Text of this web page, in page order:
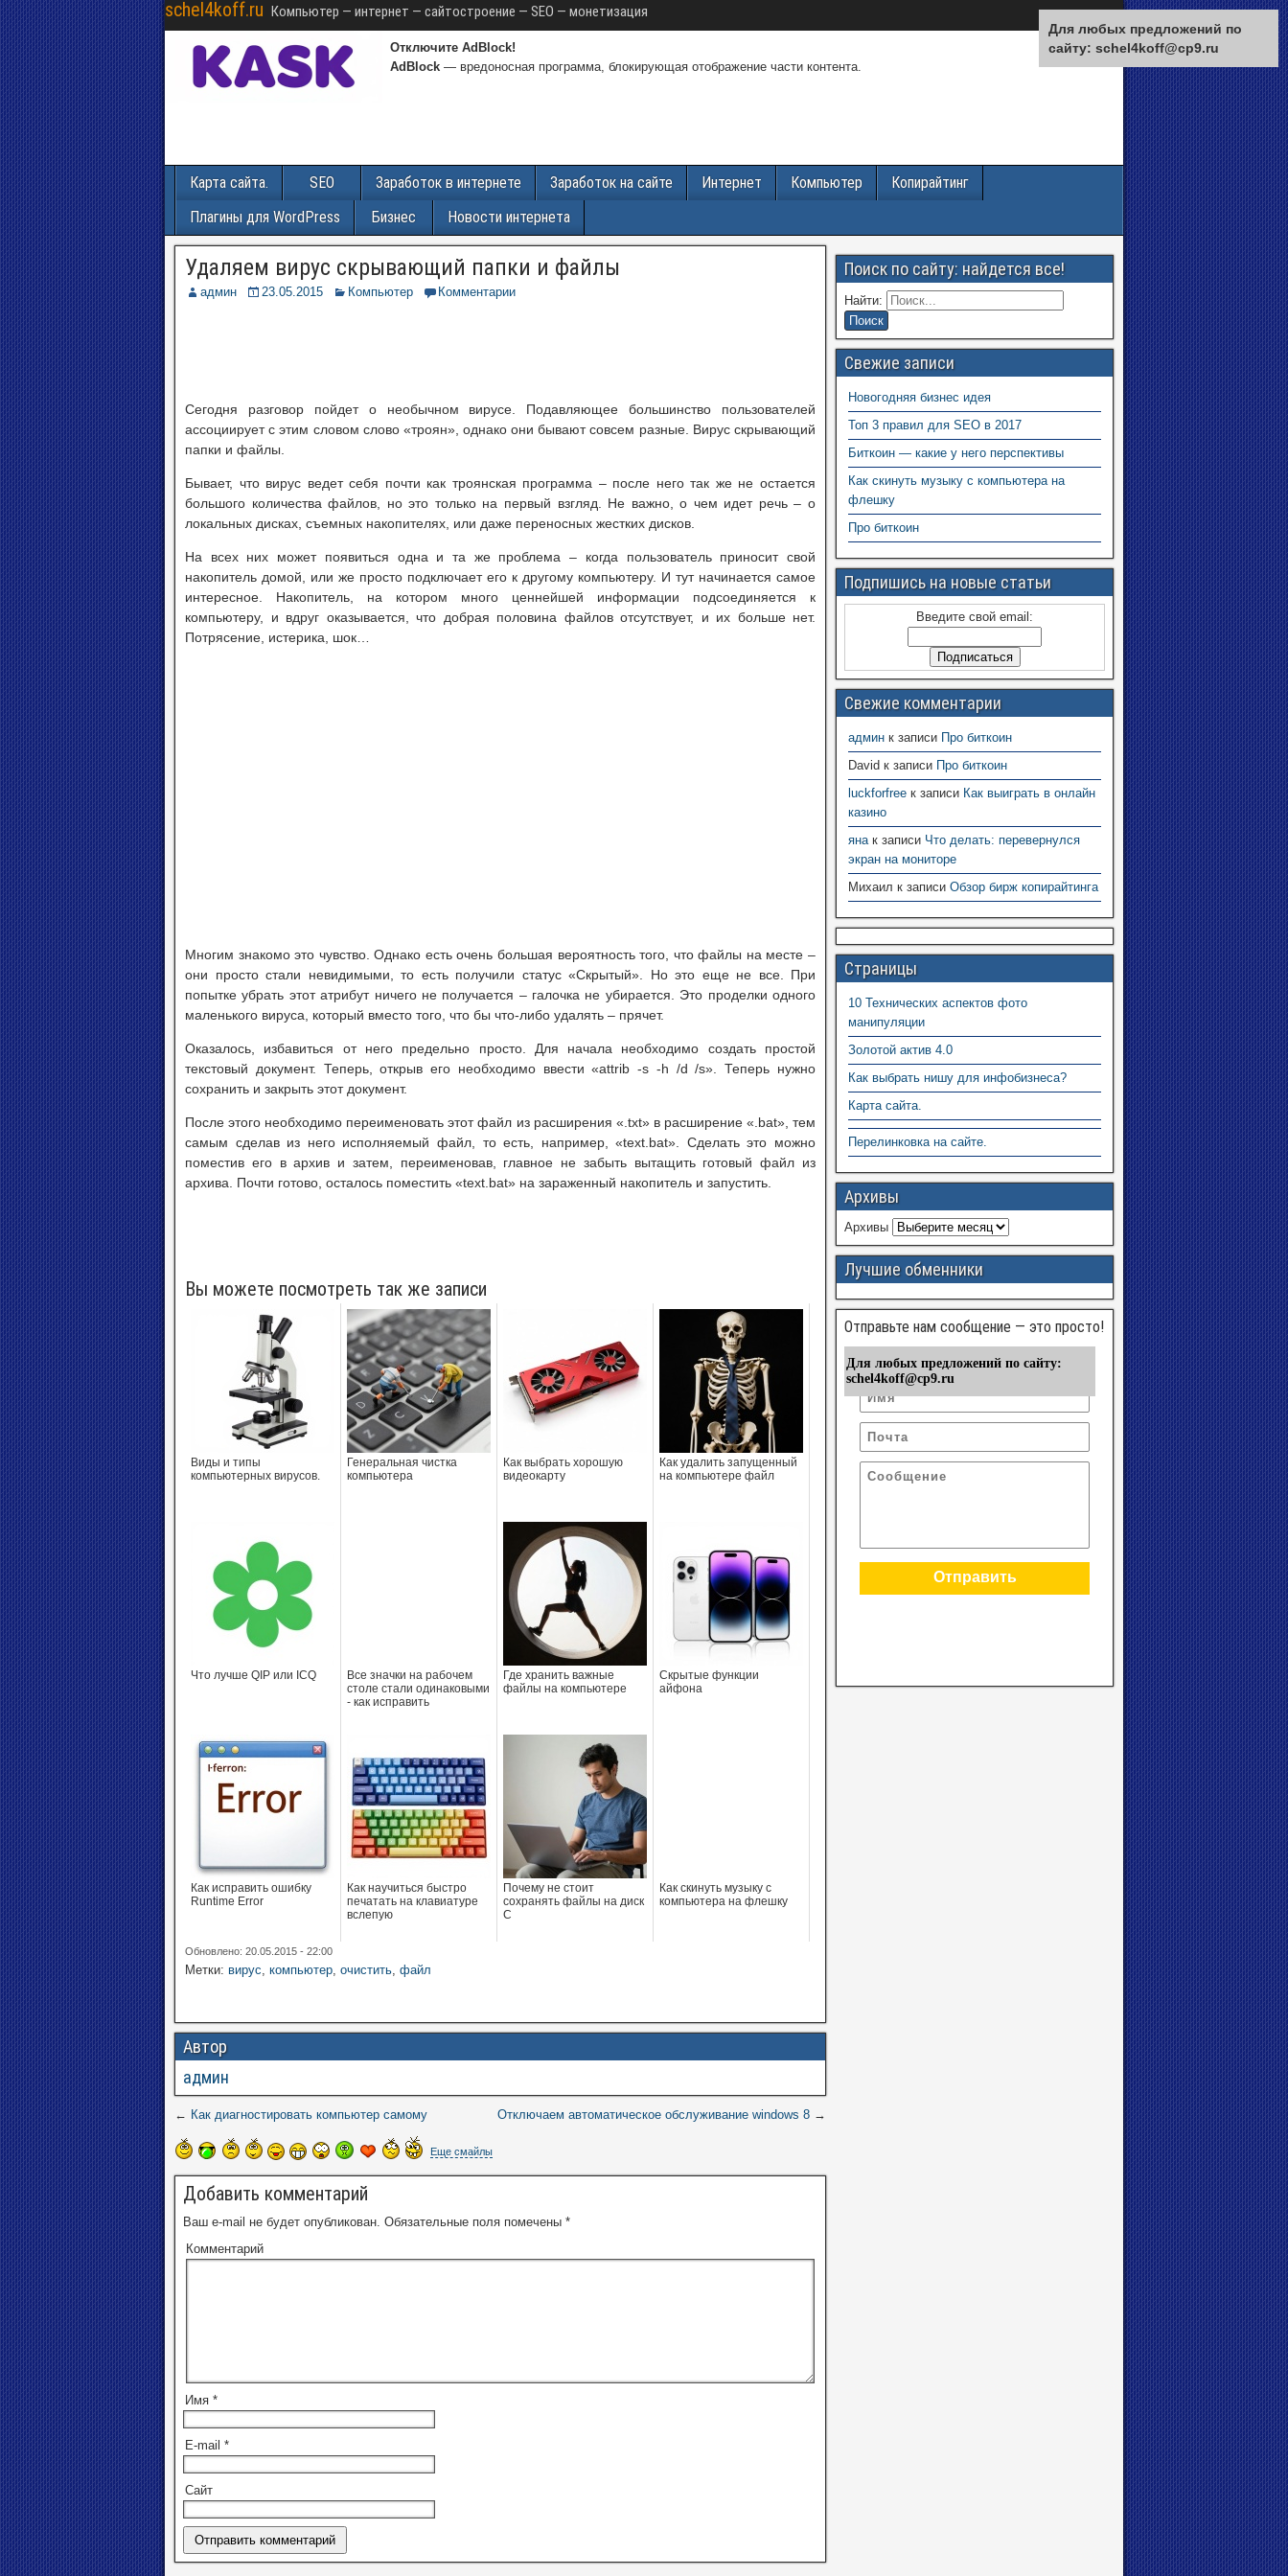
schel4koff.ru Компьютер — интернет — сайтостроение — SEO — монетизация
Отключите AdBlock!
AdBlock — вредоносная программа, блокирующая отображение части контента.
Карта сайта. SEO Заработок в интернете Заработок на сайте Интернет Компьютер
Копирайтинг
Плагины для WordPress
Бизнес Новости интернета
Удаляем вирус скрывающий папки и файлы
админ 23.05.2015 Компьютер Комментарии
Сегодня разговор пойдет о необычном вирусе. Подавляющее большинство пользователей
ассоциирует с этим словом слово «троян», однако они бывают совсем разные. Вирус скрывающий
папки и файлы.
Бывает, что вирус ведет себя почти как троянская программа – после него так же не остается
большого количества файлов, но это только на первый взгляд. Не важно, о чем идет речь – о
локальных дисках, съемных накопителях, или даже переносных жестких дисков.
На всех них может появиться одна и та же проблема – когда пользователь приносит свой
накопитель домой, или же просто подключает его к другому компьютеру. И тут начинается самое
интересное. Накопитель, на котором много ценнейшей информации подсоединяется к
компьютеру, и вдруг оказывается, что добрая половина файлов отсутствует, и их больше нет.
Потрясение, истерика, шок…
Многим знакомо это чувство. Однако есть очень большая вероятность того, что файлы на месте –
они просто стали невидимыми, то есть получили статус «Скрытый». Но это еще не все. При
попытке убрать этот атрибут ничего не получается – галочка не убирается. Это проделки одного
маленького вируса, который вместо того, что бы что-либо удалять – прячет.
Оказалось, избавиться от него предельно просто. Для начала необходимо создать простой
текстовый документ. Теперь, открыв его необходимо ввести «attrib -s -h /d /s». Теперь нужно
сохранить и закрыть этот документ.
После этого необходимо переименовать этот файл из расширения «.txt» в расширение «.bat», тем
самым сделав из него исполняемый файл, то есть, например, «text.bat». Сделать это можно
поместив его в архив и затем, переименовав, главное не забыть вытащить готовый файл из
архива. Почти готово, осталось поместить «text.bat» на зараженный накопитель и запустить.
Вы можете посмотреть так же записи
Виды и типы
компьютерных вирусов.
Генеральная чистка
компьютера
Как выбрать хорошую
видеокарту
Как удалить запущенный
на компьютере файл
Что лучше QIP или ICQ
Все значки на рабочем
столе стали одинаковыми
- как исправить
Где хранить важные
файлы на компьютере
Скрытые функции
айфона
Как исправить ошибку
Runtime Error
Как научиться быстро
печатать на клавиатуре
вслепую
Почему не стоит
сохранять файлы на диск
С
Как скинуть музыку с
компьютера на флешку
Обновлено: 20.05.2015 - 22:00
Метки: вирус, компьютер, очистить, файл
Автор
админ
← Как диагностировать компьютер самому Отключаем автоматическое обслуживание windows 8 →
Еще смайлы
Добавить комментарий
Ваш e-mail не будет опубликован. Обязательные поля помечены *
Комментарий
Имя *
E-mail *
Сайт
Поиск по сайту: найдется все!
Найти:
Свежие записи
Новогодняя бизнес идея
Топ 3 правил для SEO в 2017
Биткоин — какие у него перспективы
Как скинуть музыку с компьютера на
флешку
Про биткоин
Подпишись на новые статьи
Введите свой email:
Свежие комментарии
админ к записи Про биткоин
David к записи Про биткоин
luckforfree к записи Как выиграть в онлайн
казино
янак записи Что делать: перевернулся
экран на мониторе
Михаил к записи Обзор бирж копирайтинга
Страницы
10 Технических аспектов фото
манипуляции
Золотой актив 4.0
Как выбрать нишу для инфобизнеса?
Карта сайта.
Перелинковка на сайте.
Архивы
Архивы
Лучшие обменники
Отправьте нам сообщение — это просто!
Для любых предложений по
сайту: schel4koff@cp9.ru